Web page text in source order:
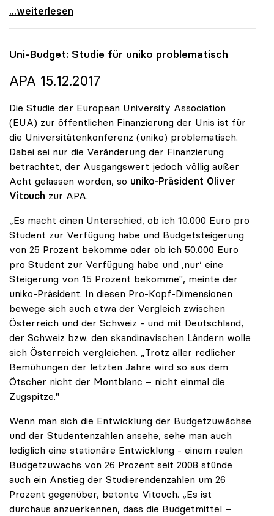
Koalition: Studiengebühren-Diskussion für uniko
...weiterlesen
Uni-Budget: Studie für uniko problematisch
APA 15.12.2017
Die Studie der European University Association
(EUA) zur öffentlichen Finanzierung der Unis ist für
die Universitätenkonferenz (uniko) problematisch.
Dabei sei nur die Veränderung der Finanzierung
betrachtet, der Ausgangswert jedoch völlig außer
Acht gelassen worden, so uniko-Präsident Oliver
Vitouch zur APA.
„Es macht einen Unterschied, ob ich 10.000 Euro pro
Student zur Verfügung habe und Budgetsteigerung
von 25 Prozent bekomme oder ob ich 50.000 Euro
pro Student zur Verfügung habe und ,nur‘ eine
Steigerung von 15 Prozent bekomme", meinte der
uniko-Präsident. In diesen Pro-Kopf-Dimensionen
bewege sich auch etwa der Vergleich zwischen
Österreich und der Schweiz - und mit Deutschland,
der Schweiz bzw. den skandinavischen Ländern wolle
sich Österreich vergleichen. „Trotz aller redlicher
Bemühungen der letzten Jahre wird so aus dem
Ötscher nicht der Montblanc – nicht einmal die
Zugspitze."
Wenn man sich die Entwicklung der Budgetzuwächse
und der Studentenzahlen ansehe, sehe man auch
lediglich eine stationäre Entwicklung - einem realen
Budgetzuwachs von 26 Prozent seit 2008 stünde
auch ein Anstieg der Studierendenzahlen um 26
Prozent gegenüber, betonte Vitouch. „Es ist
durchaus anzuerkennen, dass die Budgetmittel –